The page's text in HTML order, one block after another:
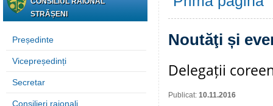
STRĂȘENI
Președinte
Vicepreședinți
Secretar
Consilieri raionali
Noutăţi și
Delegații
Publicat: 10.11.2016